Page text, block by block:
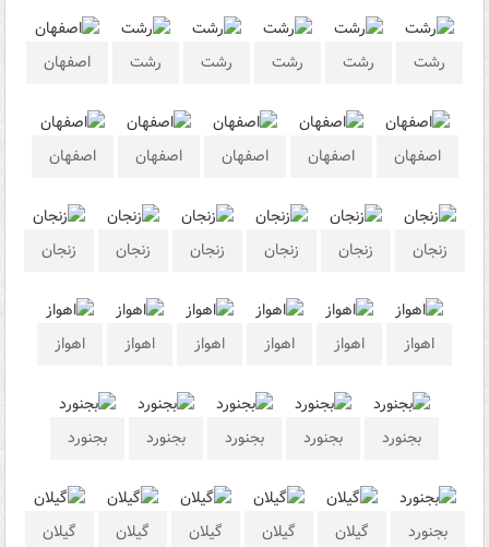
رشت رشت رشت رشت رشت اصفهان
اصفهان اصفهان اصفهان اصفهان اصفهان
زنجان زنجان زنجان زنجان زنجان زنجان
اهواز اهواز اهواز اهواز اهواز اهواز
بجنورد بجنورد بجنورد بجنورد بجنورد
بجنورد گیلان گیلان گیلان گیلان گیلان